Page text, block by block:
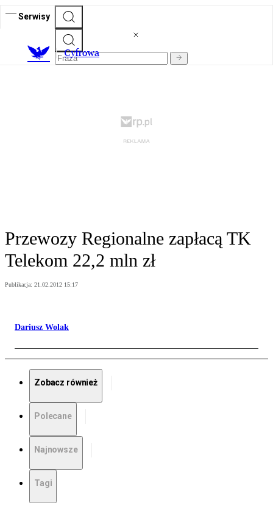
Serwisy
Cyfrowa
Przewozy Regionalne zapłacą TK
Telekom 22,2 mln zł
Publikacja: 21.02.2012 15:17
Dariusz Wolak
Zobacz również
Polecane
Najnowsze
Tagi